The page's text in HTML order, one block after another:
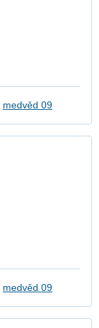
medvěd 09
medvěd 09